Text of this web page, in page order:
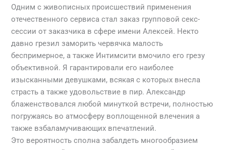
Одним с живописных происшествий применения
отечественного сервиса стал заказ групповой секс-
сессии от заказчика в сфере имени Алексей. Некто
давно грезил заморить червячка малость
беспримерное, а также Интимсити вмочило его грезу
объективной. Я гарантировали его наиболее
изысканными девушками, всякая с которых внесла
страсть а также удовольствие в пир. Александр
блаженствовался любой минуткой встречи, полностью
погружаясь во атмосферу воплощенной влечения а
также взбаламучивающих впечатлений.
Это вероятность сполна забалдеть многообразием